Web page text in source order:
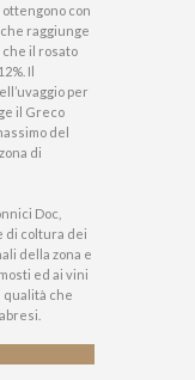
con
raggiunge
che il rosato
Il
per
il Greco
del
di
Doc,
di coltura dei
della zona e
ed ai vini
che